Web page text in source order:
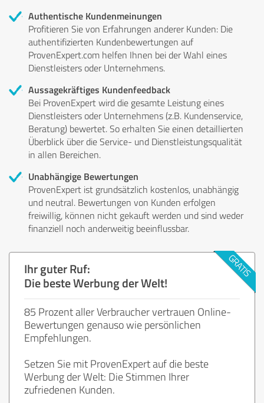
Authentische Kundenmeinungen
Profitieren Sie von Erfahrungen anderer Kunden: Die
authentifizierten Kundenbewertungen auf
ProvenExpert.com helfen Ihnen bei der Wahl eines
Dienstleisters oder Unternehmens.
Aussagekräftiges Kundenfeedback
Bei ProvenExpert wird die gesamte Leistung eines
Dienstleisters oder Unternehmens (z.B. Kundenservice,
Beratung) bewertet. So erhalten Sie einen detaillierten
Überblick über die Service- und Dienstleistungsqualität
in allen Bereichen.
Unabhängige Bewertungen
ProvenExpert ist grundsätzlich kostenlos, unabhängig
und neutral. Bewertungen von Kunden erfolgen
freiwillig, können nicht gekauft werden und sind weder
finanziell noch anderweitig beeinflussbar.
Ihr guter Ruf:
Die beste Werbung der Welt!
85 Prozent aller Verbraucher vertrauen Online-
Bewertungen genauso wie persönlichen
Empfehlungen.
Setzen Sie mit ProvenExpert auf die beste
Werbung der Welt: Die Stimmen Ihrer
zufriedenen Kunden.